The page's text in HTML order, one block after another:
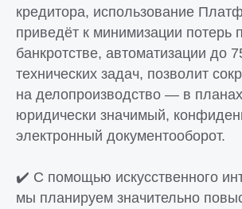
кредитора, использование
приведёт к минимизации потерь
банкротстве, автоматизации до
технических задач, позволит
на делопроизводство — в
юридически значимый,
электронный документооборот.
✔️ С помощью искусственного
мы планируем значительно